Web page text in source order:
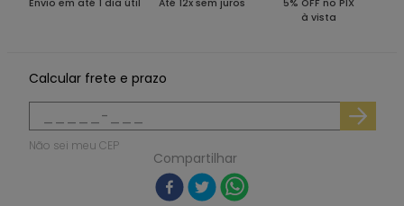
Envio em até 1 dia útil Até 12x sem juros
5% OFF no PIX
à vista
Calcular frete e prazo
Não sei meu CEP
Compartilhar